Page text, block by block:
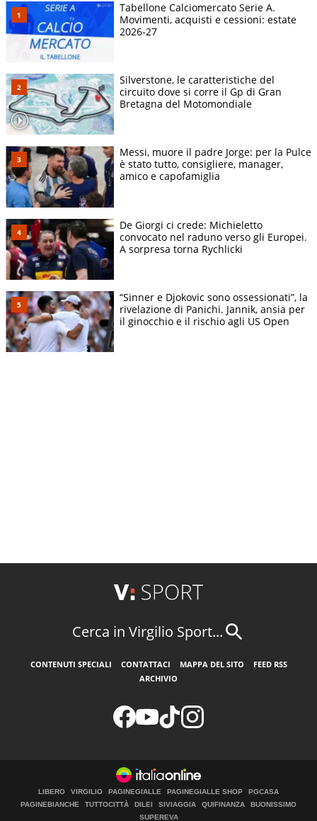
Tabellone Calciomercato Serie A.
Movimenti, acquisti e cessioni: estate
2026-27
Silverstone, le caratteristiche del
circuito dove si corre il Gp di Gran
Bretagna del Motomondiale
Messi, muore il padre Jorge: per la Pulce
è stato tutto, consigliere, manager,
amico e capofamiglia
De Giorgi ci crede: Michieletto
convocato nel raduno verso gli Europei.
A sorpresa torna Rychlicki
“Sinner e Djokovic sono ossessionati”, la
rivelazione di Panichi. Jannik, ansia per
il ginocchio e il rischio agli US Open
Cerca in Virgilio Sport...
CONTENUTI SPECIALI CONTATTACI MAPPA DEL SITO
FEED RSS
ARCHIVIO
LIBERO VIRGILIO PAGINEGIALLE PAGINEGIALLE SHOP
PGCASA
PAGINEBIANCHE
TUTTOCITTÀ DILEI SIVIAGGIA QUIFINANZA
BUONISSIMO
SUPEREVA